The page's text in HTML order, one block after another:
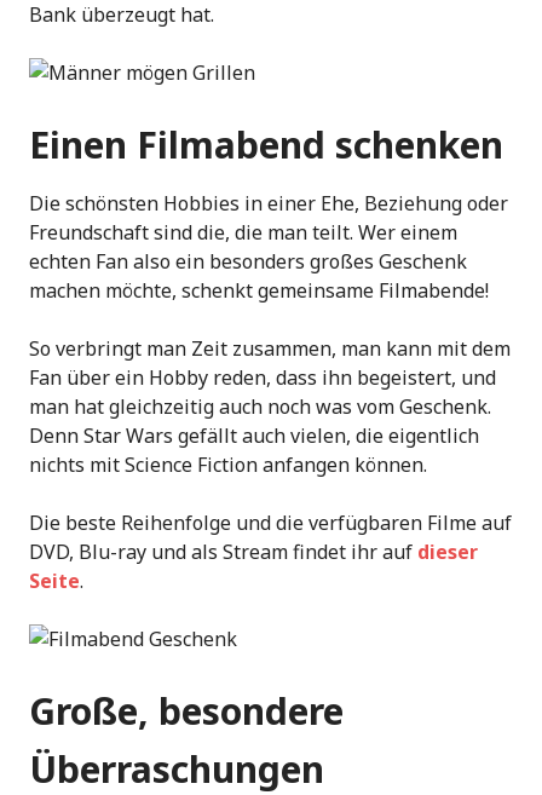
Bank überzeugt hat.
Einen Filmabend schenken
Die schönsten Hobbies in einer Ehe, Beziehung oder
Freundschaft sind die, die man teilt. Wer einem
echten Fan also ein besonders großes Geschenk
machen möchte, schenkt gemeinsame Filmabende!
So verbringt man Zeit zusammen, man kann mit dem
Fan über ein Hobby reden, dass ihn begeistert, und
man hat gleichzeitig auch noch was vom Geschenk.
Denn Star Wars gefällt auch vielen, die eigentlich
nichts mit Science Fiction anfangen können.
Die beste Reihenfolge und die verfügbaren Filme auf
DVD, Blu-ray und als Stream findet ihr auf dieser
Seite.
Große, besondere
Überraschungen